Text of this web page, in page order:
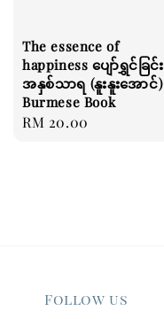
The essence of
happiness ပျော်ရွှင်ခြင်း
အနှစ်သာရ (နူးနူးအောင်)
Burmese Book
Regular
RM 20.00
Follow us